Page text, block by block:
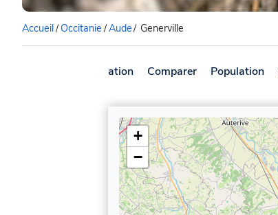
Accueil/Occitanie/Aude/ Generville
Présentation Comparer Population
+
−